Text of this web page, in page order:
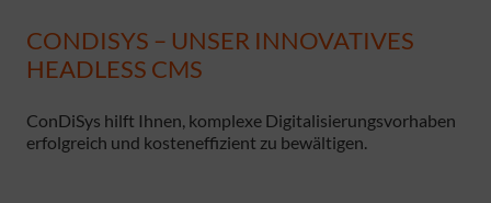
CONDISYS – UNSER INNOVATIVES
HEADLESS CMS
ConDiSys hilft Ihnen, komplexe Digitalisierungsvorhaben
erfolgreich und kosteneffizient zu bewältigen.